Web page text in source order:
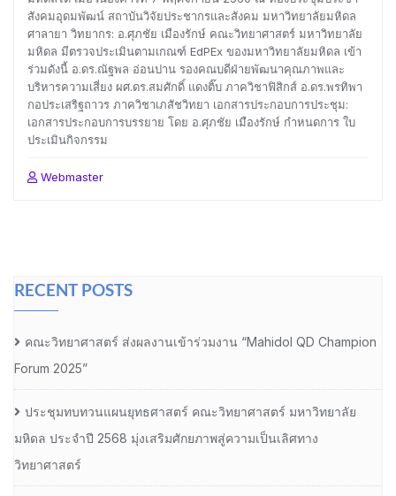
สังคมอุดมพัฒน์ สถาบันวิจัยประชากรและสังคม มหาวิทยาลัยมหิดล
ศาลายา วิทยากร: อ.ศุภชัย เมืองรักษ์ คณะวิทยาศาสตร์ มหาวิทยาลัย
มหิดล มีตรวจประเมินตามเกณฑ์ EdPEx ของมหาวิทยาลัยมหิดล เข้า
ร่วมดังนี้ อ.ดร.ณัฐพล อ่อนปาน รองคณบดีฝ่ายพัฒนาคุณภาพและ
บริหารความเสี่ยง ผศ.ดร.สมศักดิ์ แดงติ๊บ ภาควิชาฟิสิกส์ อ.ดร.พรทิพา
กอประเสริฐถาวร ภาควิชาเภสัชวิทยา เอกสารประกอบการประชุม:
เอกสารประกอบการบรรยาย โดย อ.ศุภชัย เมืองรักษ์ กำหนดการ ใบ
ประเมินกิจกรรม
Webmaster
RECENT POSTS
คณะวิทยาศาสตร์ ส่งผลงานเข้าร่วมงาน “Mahidol QD Champion
Forum 2025”
ประชุมทบทวนแผนยุทธศาสตร์ คณะวิทยาศาสตร์ มหาวิทยาลัย
มหิดล ประจำปี 2568 มุ่งเสริมศักยภาพสู่ความเป็นเลิศทาง
วิทยาศาสตร์